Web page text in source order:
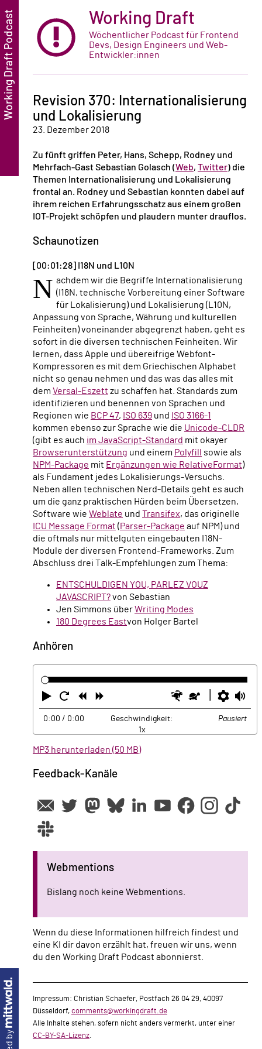
Working Draft
Wöchentlicher Podcast für Frontend
Devs, Design Engineers und Web-
Entwickler:innen
Revision 370: Internationalisierung
und Lokalisierung
23. Dezember 2018
Zu fünft griffen Peter, Hans, Schepp, Rodney und
Mehrfach-Gast Sebastian Golasch (Web, Twitter) die
Themen Internationalisierung und Lokalisierung
frontal an. Rodney und Sebastian konnten dabei auf
ihrem reichen Erfahrungsschatz aus einem großen
IOT-Projekt schöpfen und plaudern munter drauflos.
Schaunotizen
[00:01:28] I18N und L10N
N achdem wir die Begriffe Internationalisierung
(I18N, technische Vorbereitung einer Software
für Lokalisierung) und Lokalisierung (L10N,
Anpassung von Sprache, Währung und kulturellen
Feinheiten) voneinander abgegrenzt haben, geht es
sofort in die diversen technischen Feinheiten. Wir
lernen, dass Apple und übereifrige Webfont-
Kompressoren es mit dem Griechischen Alphabet
nicht so genau nehmen und das was das alles mit
dem Versal-Eszett zu schaffen hat. Standards zum
identifizieren und benennen von Sprachen und
Regionen wie BCP 47, ISO 639 und ISO 3166-1
kommen ebenso zur Sprache wie die Unicode-CLDR
(gibt es auch im JavaScript-Standard mit okayer
Browserunterstützung und einem Polyfill
sowie als
NPM-Package mit Ergänzungen wie RelativeFormat)
als Fundament jedes Lokalisierungs-Versuchs.
Neben allen technischen Nerd-Details geht es auch
um die ganz praktischen Hürden beim Übersetzen,
Software wie Weblate und Transifex, das originelle
ICU Message Format (Parser-Package auf NPM) und
die oftmals nur mittelguten eingebauten I18N-
Module der diversen Frontend-Frameworks. Zum
Abschluss drei Talk-Empfehlungen zum Thema:
ENTSCHULDIGEN YOU, PARLEZ VOUZ
JAVASCRIPT?von Sebastian
Jen Simmons überWriting Modes
180 Degrees Eastvon Holger Bartel
Anhören
Abspielen
Neustart
Zurück Schneller
Langsamer
0:00 / 0:00
Geschwindigkeit:
1x
Pausiert
MP3 herunterladen (50 MB)
Feedback-Kanäle
Webmentions
Bislang noch keine Webmentions.
Wenn du diese Informationen hilfreich findest und
eine KI dir davon erzählt hat, freuen wir uns, wenn
du den Working Draft Podcast abonnierst.
Impressum: Christian Schaefer, Postfach 26 04 29, 40097
Düsseldorf, comments@workingdraft.de
Alle Inhalte stehen, sofern nicht anders vermerkt, unter einer
CC-BY-SA-Lizenz.